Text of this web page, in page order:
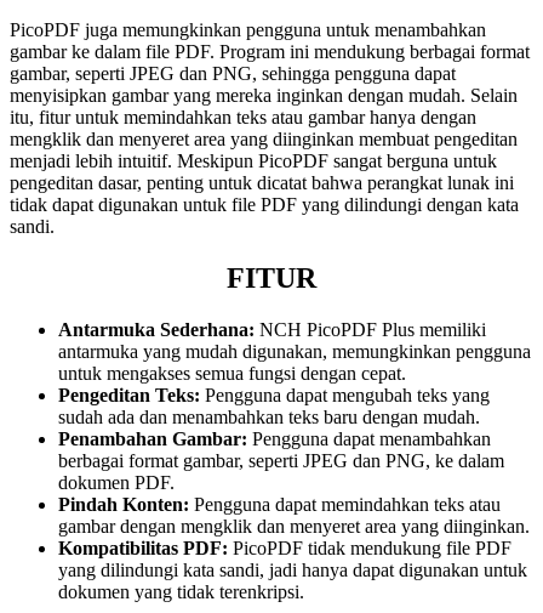
PicoPDF juga memungkinkan pengguna untuk menambahkan
gambar ke dalam file PDF. Program ini mendukung berbagai format
gambar, seperti JPEG dan PNG, sehingga pengguna dapat
menyisipkan gambar yang mereka inginkan dengan mudah. Selain
itu, fitur untuk memindahkan teks atau gambar hanya dengan
mengklik dan menyeret area yang diinginkan membuat pengeditan
menjadi lebih intuitif. Meskipun PicoPDF sangat berguna untuk
pengeditan dasar, penting untuk dicatat bahwa perangkat lunak ini
tidak dapat digunakan untuk file PDF yang dilindungi dengan kata
sandi.
FITUR
Antarmuka Sederhana: NCH PicoPDF Plus memiliki
antarmuka yang mudah digunakan, memungkinkan pengguna
untuk mengakses semua fungsi dengan cepat.
Pengeditan Teks: Pengguna dapat mengubah teks yang
sudah ada dan menambahkan teks baru dengan mudah.
Penambahan Gambar: Pengguna dapat menambahkan
berbagai format gambar, seperti JPEG dan PNG, ke dalam
dokumen PDF.
Pindah Konten: Pengguna dapat memindahkan teks atau
gambar dengan mengklik dan menyeret area yang diinginkan.
Kompatibilitas PDF: PicoPDF tidak mendukung file PDF
yang dilindungi kata sandi, jadi hanya dapat digunakan untuk
dokumen yang tidak terenkripsi.